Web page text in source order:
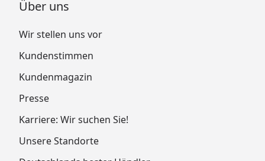
Über uns
Wir stellen uns vor
Kundenstimmen
Kundenmagazin
Presse
Karriere: Wir suchen Sie!
Unsere Standorte